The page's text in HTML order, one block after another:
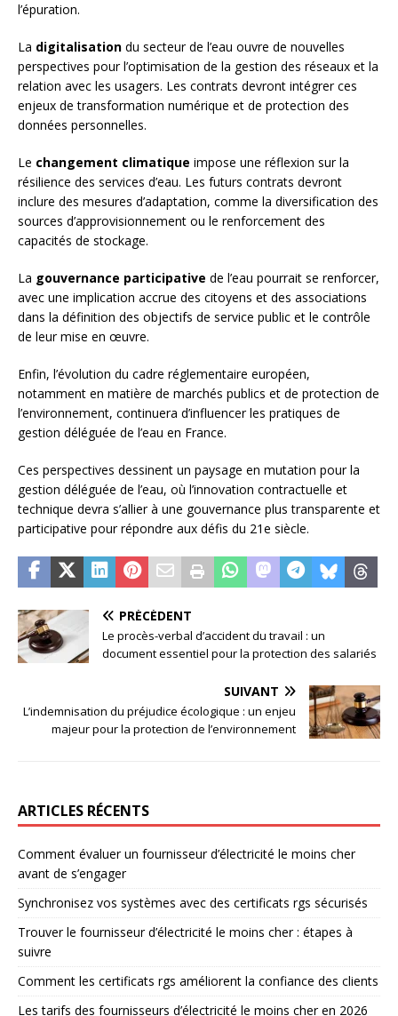
l’épuration.
La digitalisation du secteur de l’eau ouvre de nouvelles
perspectives pour l’optimisation de la gestion des réseaux et la
relation avec les usagers. Les contrats devront intégrer ces
enjeux de transformation numérique et de protection des
données personnelles.
Le changement climatique impose une réflexion sur la
résilience des services d’eau. Les futurs contrats devront
inclure des mesures d’adaptation, comme la diversification des
sources d’approvisionnement ou le renforcement des
capacités de stockage.
La gouvernance participative de l’eau pourrait se renforcer,
avec une implication accrue des citoyens et des associations
dans la définition des objectifs de service public et le contrôle
de leur mise en œuvre.
Enfin, l’évolution du cadre réglementaire européen,
notamment en matière de marchés publics et de protection de
l’environnement, continuera d’influencer les pratiques de
gestion déléguée de l’eau en France.
Ces perspectives dessinent un paysage en mutation pour la
gestion déléguée de l’eau, où l’innovation contractuelle et
technique devra s’allier à une gouvernance plus transparente et
participative pour répondre aux défis du 21e siècle.
PRÉCÉDENT
Le procès-verbal d’accident du travail : un
document essentiel pour la protection des salariés
SUIVANT
L’indemnisation du préjudice écologique : un enjeu
majeur pour la protection de l’environnement
ARTICLES RÉCENTS
Comment évaluer un fournisseur d’électricité le moins cher
avant de s’engager
Synchronisez vos systèmes avec des certificats rgs sécurisés
Trouver le fournisseur d’électricité le moins cher : étapes à
suivre
Comment les certificats rgs améliorent la confiance des clients
Les tarifs des fournisseurs d’électricité le moins cher en 2026